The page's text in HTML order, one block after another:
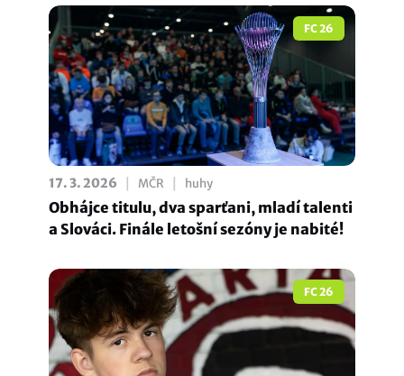
FC 26
17. 3. 2026 MČR huhy
Obhájce titulu, dva sparťani, mladí talenti
a Slováci. Finále letošní sezóny je nabité!
FC 26